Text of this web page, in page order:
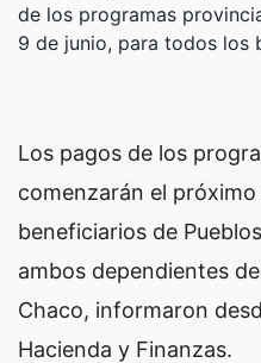
de los programas
9 de junio, para todos los
Los pagos de los
comenzarán el
beneficiarios de
ambos dependientes
Chaco, informaron
Hacienda y Finanzas.